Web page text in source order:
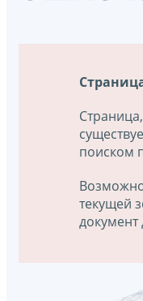
поиском
текущей
документ